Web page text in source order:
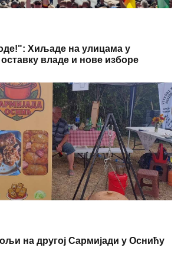
Хиљаде на улицама у
владе и нове изборе
на другој Сармијади у Оснићу